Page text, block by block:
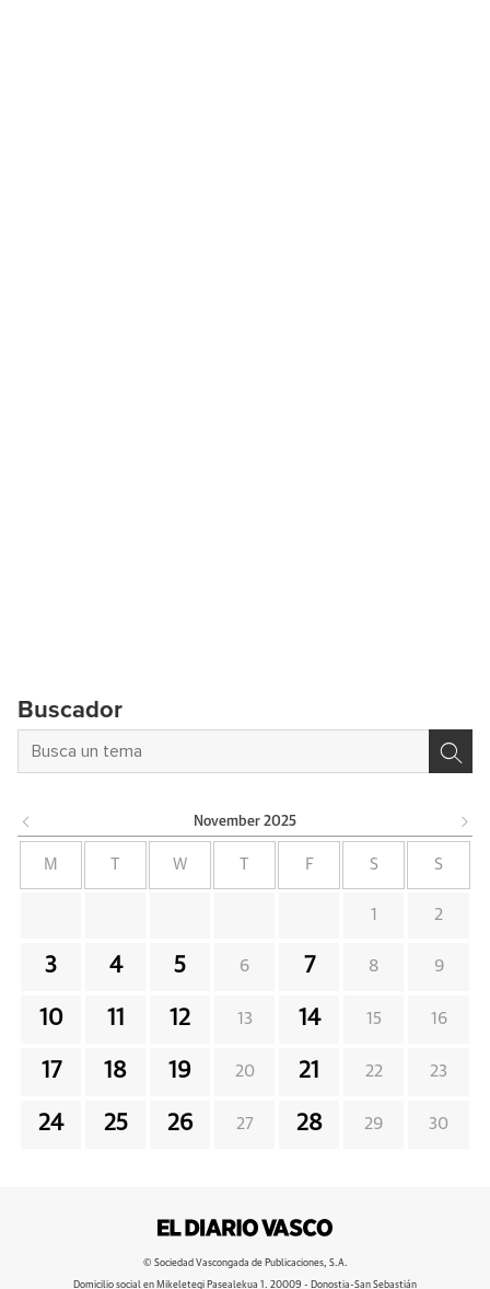
Buscador
November 2025
M W F S S
1 2
3 4 5 6 7 8 9
10 11 12 13 14 15 16
17 18 19 20 21 22 23
24 25 26 27 28 29 30
© Sociedad Vascongada de Publicaciones, S.A.
Domicilio social en Mikeletegi Pasealekua 1. 20009 - Donostia-San Sebastián